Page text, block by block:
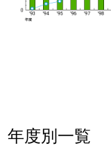
年度別一覧